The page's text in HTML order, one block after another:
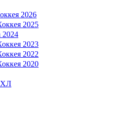
2026
2025
2024
2023
2022
2020